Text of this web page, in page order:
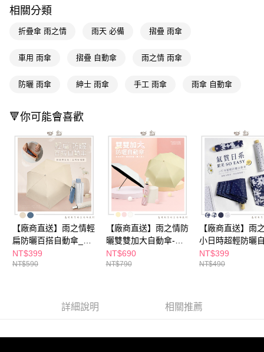
３．收到繳費通知簡訊後14天內，點擊此簡訊中的連結，可透過四大超商／
ATM／網路銀行／等多元方式進行付款，方視為交易完成。
※ 請注意：結帳手續完成當下不需立刻繳費，但若您需要取消訂單，請聯絡
購買商品的店家。未經商家同意取消之訂單仍視為有效，需透過AFTEE先享
※ 交易是否成功請以「AFTEE先享後付 」之結帳頁面顯示為準，若有關於
客戶支援中心」
https://netprotections.freshdesk.com/support/home
１．透過由恩沛科技股份有限公司提供之「AFTEE先享後付」服務完成之交
易，需依本服務之必要範圍內提供個人資料，並將交易相關給付款項請求債
權轉讓予恩沛科技股份有限公司。
２．關於個人資料處理事宜，請瀏覽以下網址：
https://aftee.tw/terms/#terms3
３．未成年的使用者請事先徵得法定代理人或監護人之同意方可使用
「AFTEE先享後付」，若未經同意申辦者引起之損失，本公司不負相關責
任。
４．使用「AFTEE先享後付」時，將依據個別帳號之用戶狀況，依本公司即
時審查核予不同之上限額度；若仍有額度不足之情形，本公司將視審查結果
請求用戶進行身份認證。
５．嚴禁一人註冊多個帳號或使用他人資訊註冊。若發現惡意使用之情形，
恩沛科技股份有限公司將有權停止該用戶之使用額度並採取法律行動。
相關分類
折疊傘 雨之情 雨天 必備 摺疊 雨傘
車用 雨傘 摺疊 自動傘 雨之情 雨傘
防曬 雨傘 紳士 雨傘 手工 雨傘 雨傘 自動傘
🔻你可能會喜歡
【廠商直送】雨之情輕
扁防曬百搭自動傘_多
款任選
NT$399
NT$590
【廠商直送】雨之情防
曬雙雙加大自動傘-多
款任選
NT$690
NT$790
【廠商直送】雨
小日時超輕防曬
傘-多款任選
NT$399
NT$490
詳細說明 相關推薦